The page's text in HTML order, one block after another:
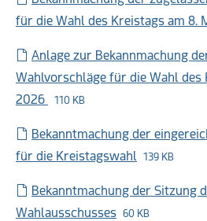
für die Wahl des Kreistags am 8.
Anlage zur Bekannmachung
Wahlvorschläge für die Wahl des
2026
110 KB
Bekanntmachung der
für die Kreistagswahl 139 KB
Bekanntmachung der Sitzung
Wahlausschusses 60 KB